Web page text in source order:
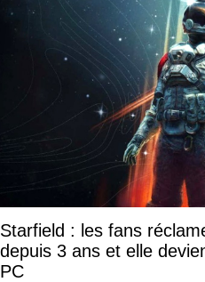
Starfield : les fans
depuis 3 ans et elle
PC